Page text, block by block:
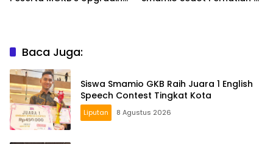
Baca Juga:
Siswa Smamio GKB Raih Juara 1 English
Speech Contest Tingkat Kota
Liputan 8 Agustus 2026